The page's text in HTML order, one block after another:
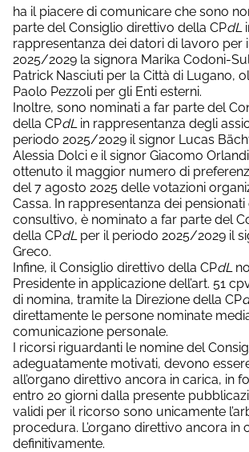
ha il piacere di comunicare che sono
parte del Consiglio direttivo della CPdL
rappresentanza dei datori di lavoro per
2025/2029 la signora Marika Codoni-
Patrick Nasciuti per la Città di Lugano,
Paolo Pezzoli per gli Enti esterni.
Inoltre, sono nominati a far parte del
della CPdL in rappresentanza degli
periodo 2025/2029 il signor Lucas
Alessia Dolci e il signor Giacomo
ottenuto il maggior numero di
del 7 agosto 2025 delle votazioni
Cassa. In rappresentanza dei
consultivo, è nominato a far parte del
della CPdL per il periodo 2025/2029 il
Greco.
Infine, il Consiglio direttivo della CPdL
Presidente in applicazione dell’art. 51
di nomina, tramite la Direzione della CP
direttamente le persone nominate
comunicazione personale.
I ricorsi riguardanti le nomine del
adeguatamente motivati, devono
all’organo direttivo ancora in carica, in
entro 20 giorni dalla presente
validi per il ricorso sono unicamente
procedura. L’organo direttivo ancora in
definitivamente.